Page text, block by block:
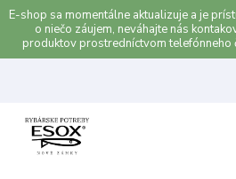
E-shop sa momentálne aktualizuje a je
o niečo záujem, neváhajte nás
produktov prostredníctvom telefónneho